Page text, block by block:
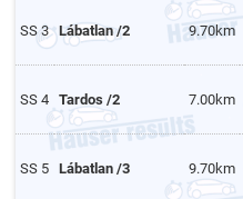
SS 3 Lábatlan /2 9.70km
SS 4 Tardos /2 7.00km
SS 5 Lábatlan /3 9.70km